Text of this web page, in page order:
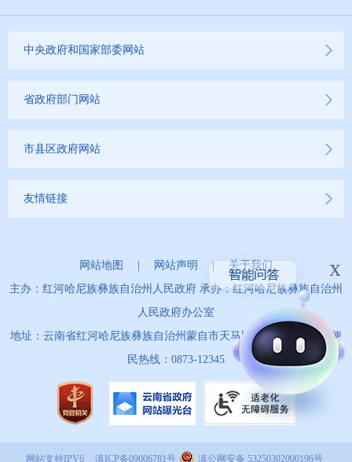
中央政府和国家部委网站
省政府部门网站
市县区政府网站
友情链接
网站地图 网站声明 | 关于我们
主办：红河哈尼族彝族自治州人民政府 承办：红河哈尼族彝族自治州
人民政府办公室
地址：云南省红河哈尼族彝族自治州蒙自市天马路67号 政务服务便
民热线：0873-12345
x
网站支持IPV6 滇ICP备09006781号 滇公网安备 53250302000196号